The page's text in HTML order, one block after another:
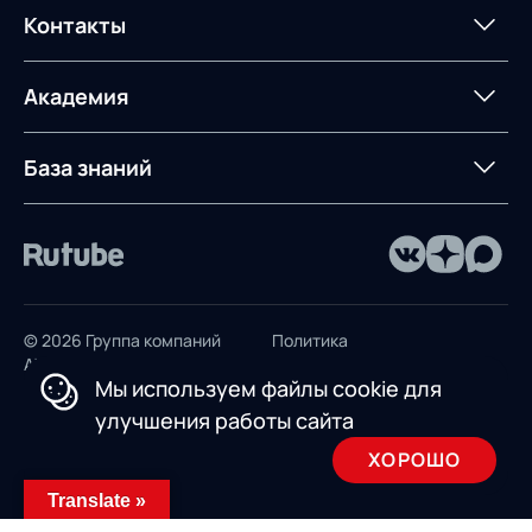
Управление
контейнерным
терминалом
Постпроектное
Проекты
Контакты
Контакты
Академия
Предложение для
База знаний
© 2026 Группа компаний
AXELOT
Политика
Пользовательское
соглашение
Мы используем файлы cookie для
улучшения работы сайта
ХОРОШО
Translate »